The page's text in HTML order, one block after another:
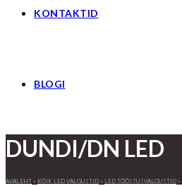
KONTAKTID
BLOGI
DUNDI/DN LED
AVALEHT » KÕIK LED VALGUSTID » LED TÖÖSTUSVALGUSTID »